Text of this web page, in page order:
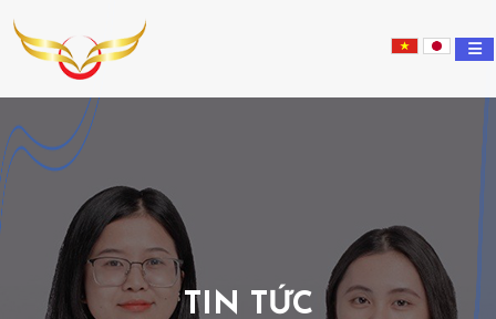
Nippon
Tsubasa
Education
TIN TỨC